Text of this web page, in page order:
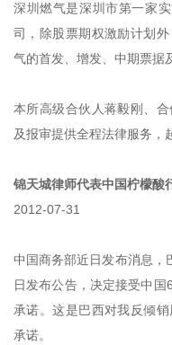
深圳燃气是深圳市第一家
司，除股票期权激励计划
气的首发、增发、中期票据
本所高级合伙人蒋毅刚、
及报审提供全程法律服务，
锦天城律师代表中国柠檬酸
2012-07-31
中国商务部近日发布消息，
日发布公告，决定接受中
承诺。这是巴西对我反倾
承诺。